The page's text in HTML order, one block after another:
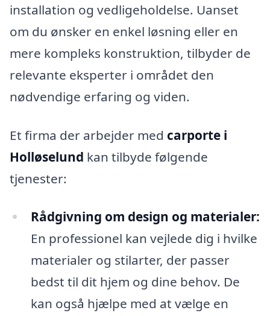
installation og vedligeholdelse. Uanset
om du ønsker en enkel løsning eller en
mere kompleks konstruktion, tilbyder de
relevante eksperter i området den
nødvendige erfaring og viden.
Et firma der arbejder med carporte i
Holløselund kan tilbyde følgende
tjenester:
Rådgivning om design og materialer:
En professionel kan vejlede dig i hvilke
materialer og stilarter, der passer
bedst til dit hjem og dine behov. De
kan også hjælpe med at vælge en